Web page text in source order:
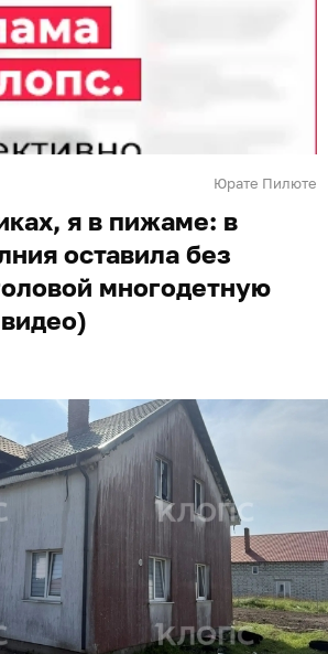
Юрате Пилюте
я в пижаме: в
оставила без
многодетную